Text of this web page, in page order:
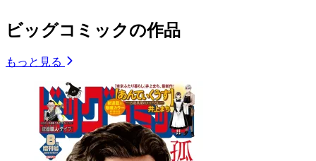
ビッグコミックの作品
もっと見る